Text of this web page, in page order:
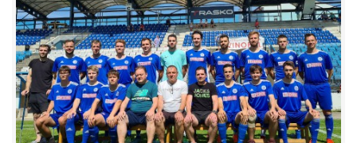
FKD, z.s.
Drnovice 704
68304 Drnovice
ičo 27005305